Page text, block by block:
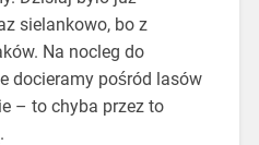
sielankowo, bo z
Na nocleg do
docieramy pośród lasów
– to chyba przez to